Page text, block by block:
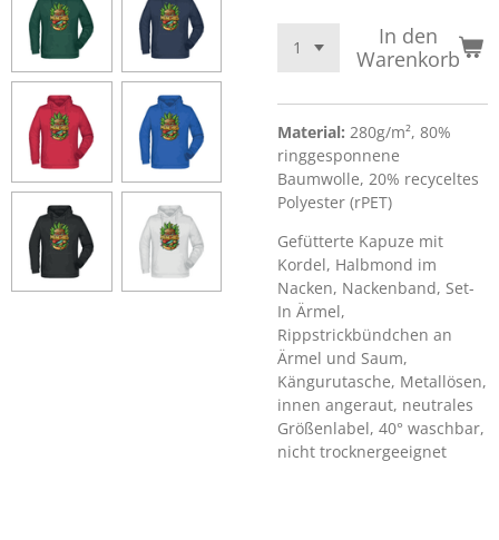
In den
Warenkorb
Material: 280g/m², 80%
ringgesponnene
Baumwolle, 20% recyceltes
Polyester (rPET)
Gefütterte Kapuze mit
Kordel, Halbmond im
Nacken, Nackenband, Set-
In Ärmel,
Rippstrickbündchen an
Ärmel und Saum,
Kängurutasche, Metallösen,
innen angeraut, neutrales
Größenlabel, 40° waschbar,
nicht trocknergeeignet